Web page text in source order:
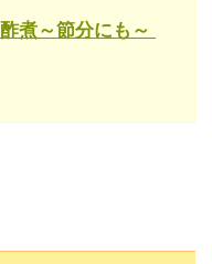
煮～節分にも～